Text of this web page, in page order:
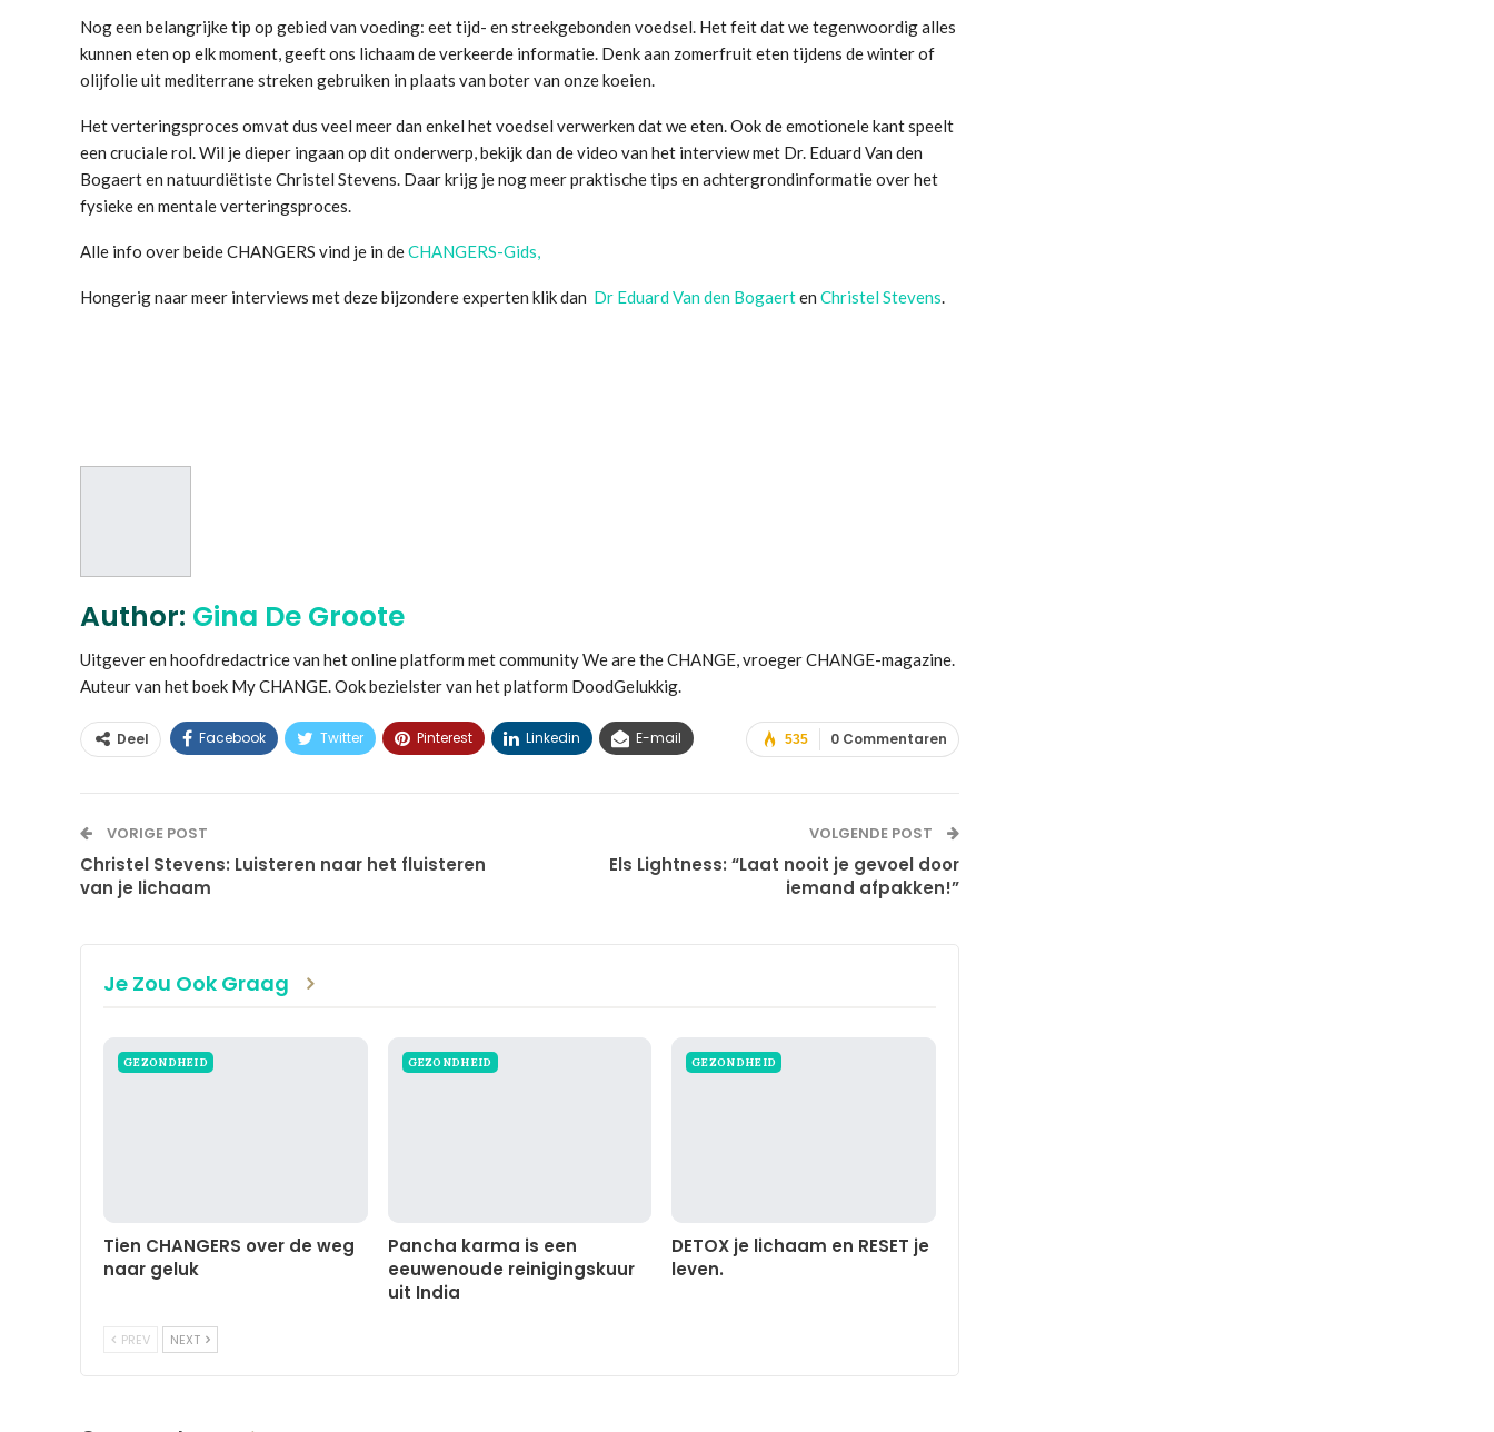
Nog een belangrijke tip op gebied van voeding: eet tijd- en streekgebonden voedsel. Het feit dat we tegenwoordig alles
kunnen eten op elk moment, geeft ons lichaam de verkeerde informatie. Denk aan zomerfruit eten tijdens de winter of
olijfolie uit mediterrane streken gebruiken in plaats van boter van onze koeien.
Het verteringsproces omvat dus veel meer dan enkel het voedsel verwerken dat we eten. Ook de emotionele kant speelt
een cruciale rol. Wil je dieper ingaan op dit onderwerp, bekijk dan de video van het interview met Dr. Eduard Van den
Bogaert en natuurdiëtiste Christel Stevens. Daar krijg je nog meer praktische tips en achtergrondinformatie over het
fysieke en mentale verteringsproces.
Alle info over beide CHANGERS vind je in deCHANGERS-Gids,
Hongerig naar meer interviews met deze bijzondere experten klik dan Dr Eduard Van den Bogaerten Christel Stevens.
Author: Gina De Groote
Uitgever en hoofdredactrice van het online platform met community We are the CHANGE, vroeger CHANGE-magazine.
Auteur van het boek My CHANGE. Ook bezielster van het platform DoodGelukkig.
0 Commentaren
535
Deel Facebook Twitter Pinterest Linkedin E-mail
VORIGE POST
Christel Stevens: Luisteren naar het fluisteren
van je lichaam
VOLGENDE POST
Els Lightness: “Laat nooit je gevoel door
iemand afpakken!”
Je Zou Ook Graag
GEZONDHEID
Tien CHANGERS over de weg
naar geluk
GEZONDHEID
Pancha karma is een
eeuwenoude reinigingskuur
uit India
GEZONDHEID
DETOX je lichaam en RESET je
leven.
PREV NEXT